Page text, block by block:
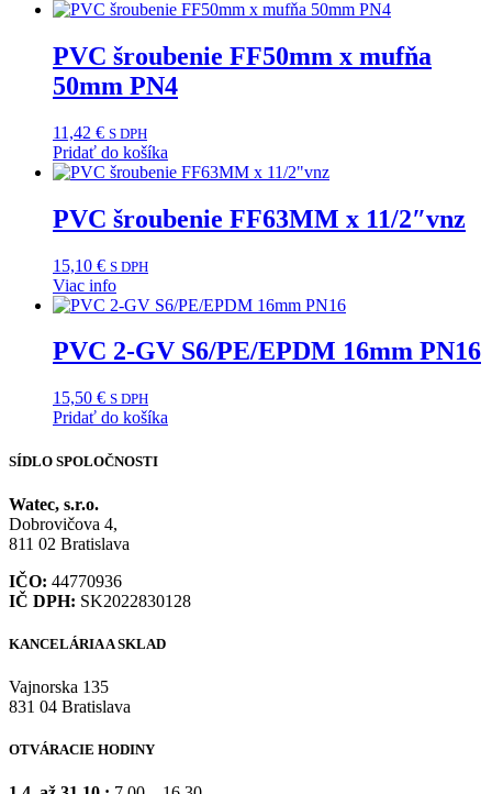
PVC šroubenie FF50mm x mufňa
50mm PN4
11,42 € S DPH
Pridať do košíka
PVC šroubenie FF63MM x 11/2″vnz
15,10 € S DPH
Viac info
PVC 2-GV S6/PE/EPDM 16mm PN16
15,50 € S DPH
Pridať do košíka
SÍDLO SPOLOČNOSTI
Watec, s.r.o.
Dobrovičova 4,
811 02 Bratislava
IČO: 44770936
IČ DPH: SK2022830128
KANCELÁRIA A SKLAD
Vajnorska 135
831 04 Bratislava
OTVÁRACIE HODINY